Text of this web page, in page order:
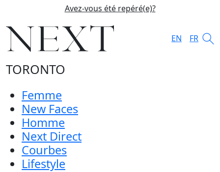
Avez-vous été repéré(e)?
EN FR
TORONTO
Femme
New Faces
Homme
Next Direct
Courbes
Lifestyle